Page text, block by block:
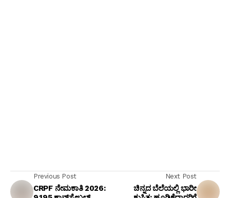
Previous Post
CRPF ನೇಮಕಾತಿ 2026:
Next Post
ಚಿನ್ನದ ಬೆಲೆಯಲ್ಲಿ ಭಾರೀ